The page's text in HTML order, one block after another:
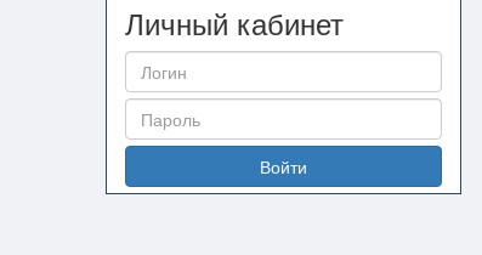
Личный кабинет
Войти